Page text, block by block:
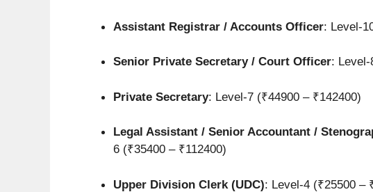
Assistant Registrar / Accounts Officer: Level-
Senior Private Secretary / Court Officer: Level-
Private Secretary: Level-7 (₹44900 – ₹142400)
Legal Assistant / Senior Accountant /
6 (₹35400 – ₹112400)
Upper Division Clerk (UDC): Level-4 (₹25500 –